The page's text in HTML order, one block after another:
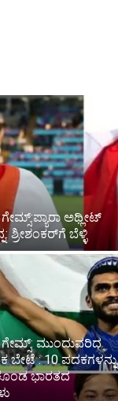
ಅಥ್ಲೀಟ್
ಶ್ರೀಶಂಕರ್‌ಗೆ ಬೆಳ್ಳಿ
ಮುಂದುವರಿದ
ಬೇಟೆ : 10 ಪದಕಗಳನ್ನು
ಭಾರತದ